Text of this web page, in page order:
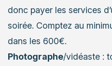
donc payer les services
soirée. Comptez au
dans les 600€.
Photographe/vidéaste :